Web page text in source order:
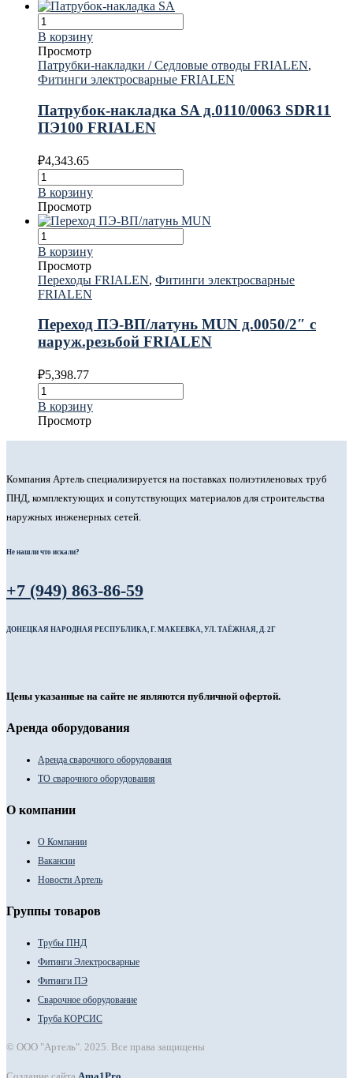
В корзину
Просмотр
Патрубки-накладки / Седловые отводы FRIALEN,
Фитинги электросварные FRIALEN
Патрубок-накладка SA д.0110/0063 SDR11
ПЭ100 FRIALEN
₽4,343.65
В корзину
Просмотр
В корзину
Просмотр
Переходы FRIALEN, Фитинги электросварные
FRIALEN
Переход ПЭ-ВП/латунь MUN д.0050/2″ с
наруж.резьбой FRIALEN
₽5,398.77
В корзину
Просмотр
Компания Артель специализируется на поставках полиэтиленовых труб
ПНД, комплектующих и сопутствующих материалов для строительства
наружных инженерных сетей.
Не нашли что искали?
+7 (949) 863-86-59
ДОНЕЦКАЯ НАРОДНАЯ РЕСПУБЛИКА, Г. МАКЕЕВКА, УЛ. ТАЁЖНАЯ, Д. 2Г
Цены указанные на сайте не являются публичной офертой.
Аренда оборудования
Аренда сварочного оборудования
ТО сварочного оборудования
О компании
О Компании
Вакансии
Новости Артель
Группы товаров
Трубы ПНД
Фитинги Электросварные
Фитинги ПЭ
Сварочное оборудование
Труба КОРСИС
© ООО "Артель". 2025. Все права защищены